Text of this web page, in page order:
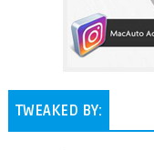
TWEAKED BY: